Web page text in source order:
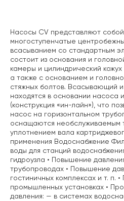
Насосы CV представляют
многоступенчатые
всасыванием со стандартным
состоит из основания и
камеры и цилиндрический
а также с основанием и
стяжных болтов. Всасывающий
находятся в основании насоса
(конструкция «ин-лайн»), что
насос на горизонтальном
оснащаются необслуживаемым
уплотнением вала
применения Водоснабжение
воды для станций
гидроузла • Повышение
трубопроводах • Повышение
гостиничных комплексах и т. п.
промышленных установках •
давления: — в системах